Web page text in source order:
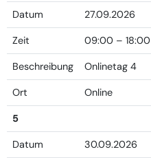
Datum 27.09.2026
Zeit 09:00 – 18:00
Beschreibung Onlinetag 4
Ort Online
5
Datum 30.09.2026